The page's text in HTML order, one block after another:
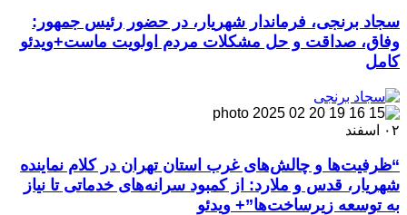
سجاد برنجی، فرماندار شهریار، در حضور رئیس جمهور:
وفاق، صداقت و حل مشکلات مردم اولویت ماست+ویدئو
کامل
۰۲ اسفند
“ظرفیت‌ها و چالش‌های غرب استان تهران در کلام نماینده
شهریار، قدس و ملارد: از کمبود سرانه‌های خدماتی تا نیاز
به توسعه زیرساخت‌ها”+ ویدئو